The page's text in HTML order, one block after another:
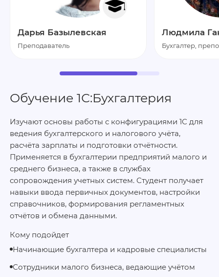
Дарья Базылевская
Преподаватель
Людмила
Бухгалтер,
Обучение 1С:Бухгалтерия
Изучают основы работы с конфигурациями 1С для
ведения бухгалтерского и налогового учёта,
расчёта зарплаты и подготовки отчётности.
Применяется в бухгалтерии предприятий малого и
среднего бизнеса, а также в службах
сопровождения учетных систем. Студент получает
навыки ввода первичных документов, настройки
справочников, формирования регламентных
отчётов и обмена данными.
Кому подойдет
Начинающие бухгалтера и кадровые специалисты
Сотрудники малого бизнеса, ведающие учётом